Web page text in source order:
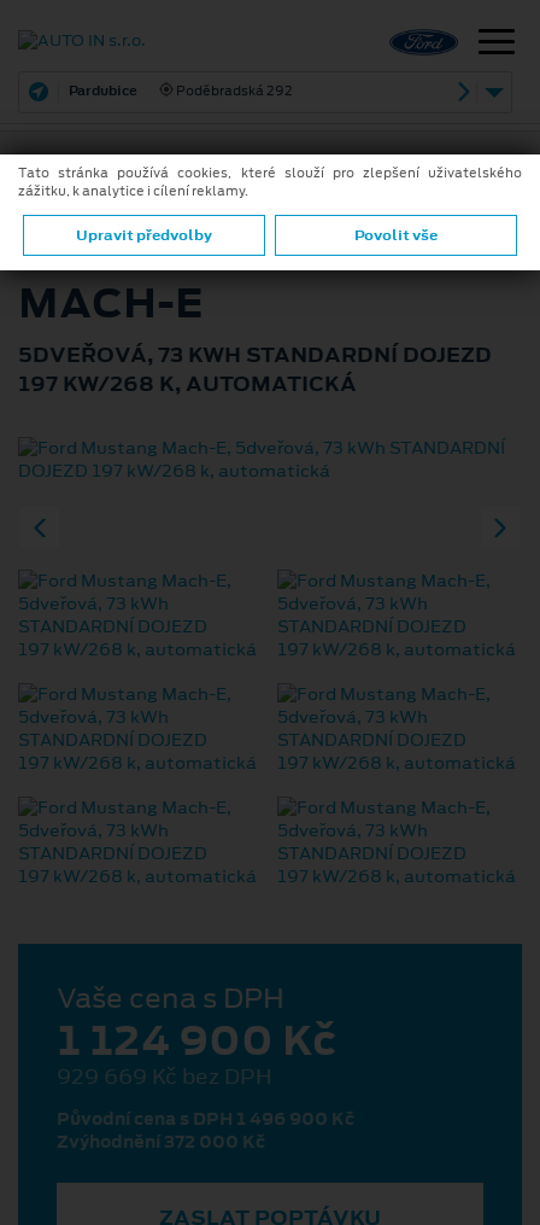
Pardubice Poděbradská 292
FORD MUSTANG
MACH-E
5DVEŘOVÁ, 73 KWH STANDARDNÍ DOJEZD
197 KW/268 K, AUTOMATICKÁ
Vaše cena s DPH
1 124 900 Kč
929 669 Kč bez DPH
Původní cena s DPH 1 496 900 Kč
Zvýhodnění 372 000 Kč
ZASLAT POPTÁVKU
Tato stránka používá cookies, které slouží pro zlepšení uživatelského
zážitku, k analytice i cílení reklamy.
Upravit předvolby Povolit vše